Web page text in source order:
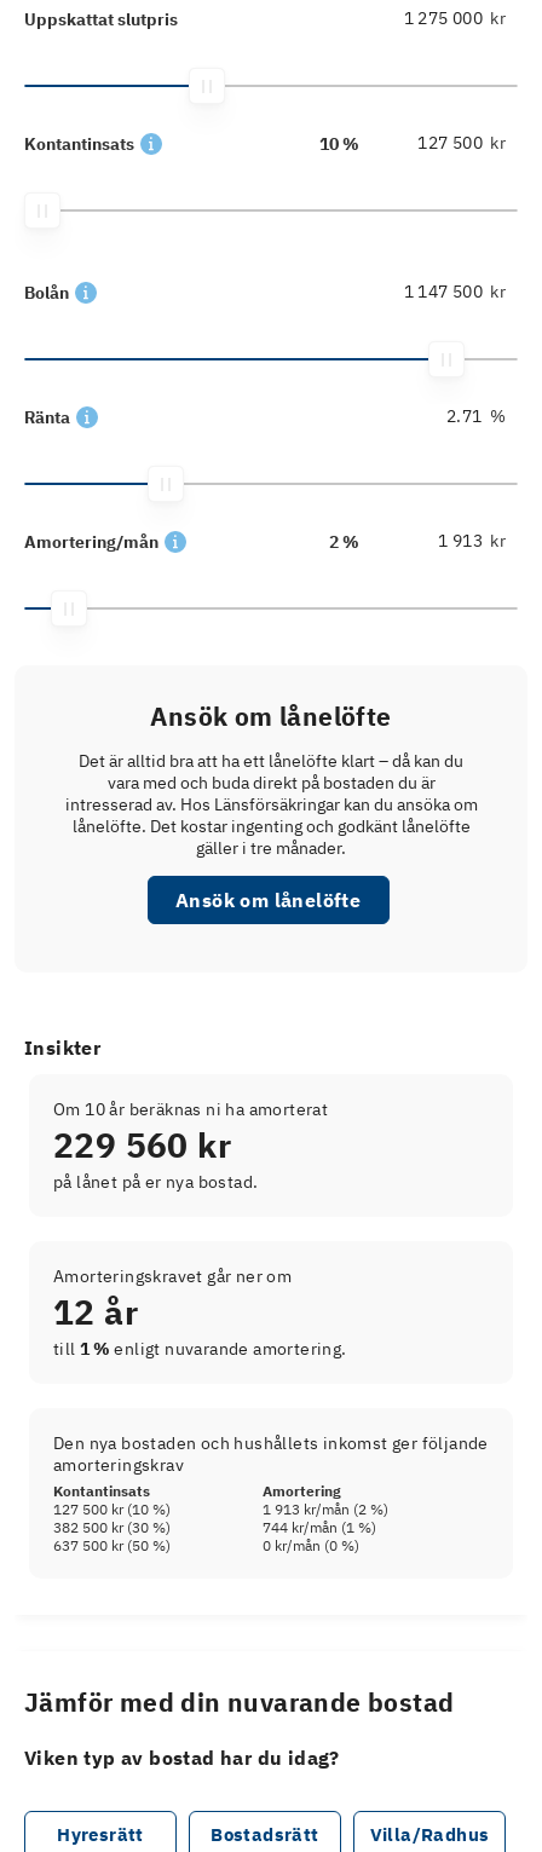
Uppskattat slutpris kr
Kontantinsats 10 % kr
Bolån kr
Ränta %
Amortering/mån 2 % kr
Ansök om lånelöfte
Det är alltid bra att ha ett lånelöfte klart – då kan du
vara med och buda direkt på bostaden du är
intresserad av. Hos Länsförsäkringar kan du ansöka om
lånelöfte. Det kostar ingenting och godkänt lånelöfte
gäller i tre månader.
Ansök om lånelöfte
Insikter
Om 10 år beräknas ni ha amorterat
229 560 kr
på lånet på er nya bostad.
Amorteringskravet går ner om
12 år
till 1 % enligt nuvarande amortering.
Den nya bostaden och hushållets inkomst ger följande
amorteringskrav
Kontantinsats
Amortering
127 500 kr(10 %) 1 913 kr/mån (2 %)
382 500 kr(30 %) 744 kr/mån (1 %)
637 500 kr(50 %) 0 kr/mån (0 %)
Jämför med din nuvarande bostad
Viken typ av bostad har du idag?
Hyresrätt Bostadsrätt Villa/Radhus